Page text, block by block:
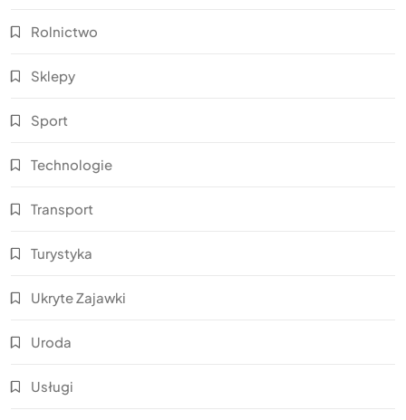
Rolnictwo
Sklepy
Sport
Technologie
Transport
Turystyka
Ukryte Zajawki
Uroda
Usługi